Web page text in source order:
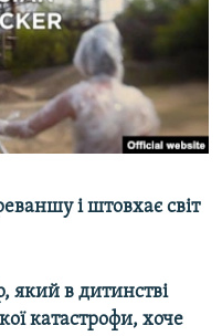
і штовхає світ
який в дитинстві
катастрофи, хоче